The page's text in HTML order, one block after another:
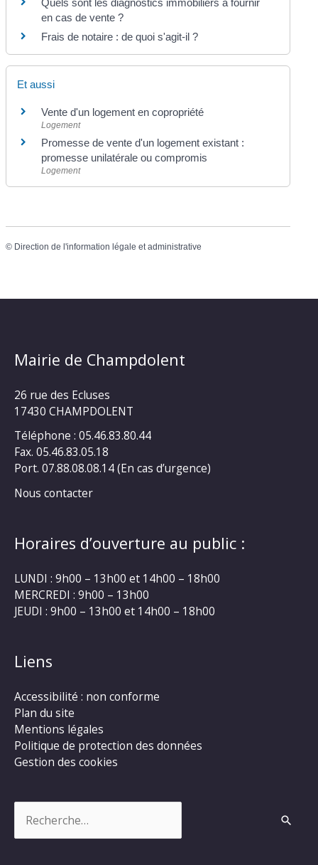
en cas de vente ?
Frais de notaire : de quoi s'agit-il ?
Et aussi
Vente d'un logement en copropriété
Logement
Promesse de vente d'un logement existant :
promesse unilatérale ou compromis
Logement
© Direction de l'information légale et administrative
Mairie de Champdolent
26 rue des Ecluses
17430 CHAMPDOLENT
Téléphone : 05.46.83.80.44
Fax. 05.46.83.05.18
Port. 07.88.08.08.14 (En cas d’urgence)
Nous contacter
Horaires d’ouverture au public :
LUNDI : 9h00 – 13h00 et 14h00 – 18h00
MERCREDI : 9h00 – 13h00
JEUDI : 9h00 – 13h00 et 14h00 – 18h00
Liens
Accessibilité : non conforme
Plan du site
Mentions légales
Politique de protection des données
Gestion des cookies